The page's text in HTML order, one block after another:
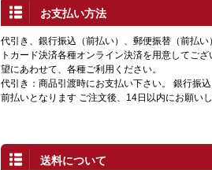
お支払い方法
代引き、銀行振込（前払い）、郵便振替（前払い
トカード決済各種オンライン決済を用意してご
望にあわせて、各種ご利用ください。
代引き：商品引渡時にお支払い下さい。 銀行振
前払いとなります ご注文後、14日以内にお願いし
送料について